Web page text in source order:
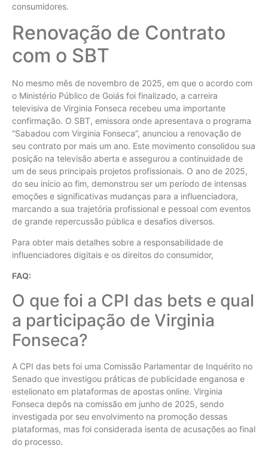
consumidores.
Renovação de Contrato
com o SBT
No mesmo mês de novembro de 2025, em que o acordo com
o Ministério Público de Goiás foi finalizado, a carreira
televisiva de Virginia Fonseca recebeu uma importante
confirmação. O SBT, emissora onde apresentava o programa
“Sabadou com Virginia Fonseca”, anunciou a renovação de
seu contrato por mais um ano. Este movimento consolidou sua
posição na televisão aberta e assegurou a continuidade de
um de seus principais projetos profissionais. O ano de 2025,
do seu início ao fim, demonstrou ser um período de intensas
emoções e significativas mudanças para a influenciadora,
marcando a sua trajetória profissional e pessoal com eventos
de grande repercussão pública e desafios diversos.
Para obter mais detalhes sobre a responsabilidade de
influenciadores digitais e os direitos do consumidor,
FAQ:
O que foi a CPI das bets e qual
a participação de Virginia
Fonseca?
A CPI das bets foi uma Comissão Parlamentar de Inquérito no
Senado que investigou práticas de publicidade enganosa e
estelionato em plataformas de apostas online. Virginia
Fonseca depôs na comissão em junho de 2025, sendo
investigada por seu envolvimento na promoção dessas
plataformas, mas foi considerada isenta de acusações ao final
do processo.